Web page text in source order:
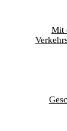
Mit